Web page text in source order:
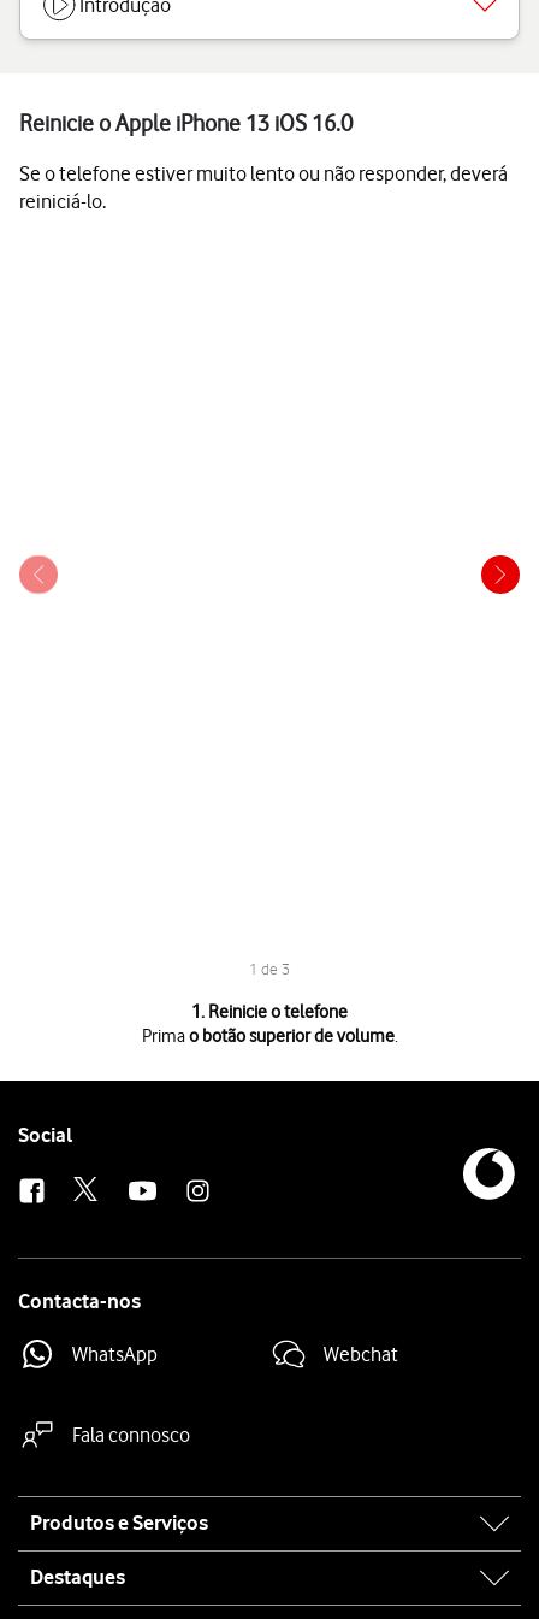
Introdução
Reinicie o Apple iPhone 13 iOS 16.0
Se o telefone estiver muito lento ou não responder, deverá
reiniciá-lo.
1 de 3
1. Reinicie o telefone
Primao botão superior de volume.
Primao botão inferior de volume.
Follow
Social
Contacta-nos
WhatsApp Webchat
Fala connosco
map
Produtos e Serviços
Destaques